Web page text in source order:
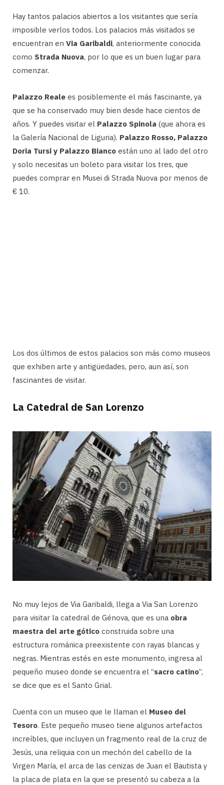
Hay tantos palacios abiertos a los visitantes que sería
imposible verlos todos. Los palacios más visitados se
encuentran en Via Garibaldi, anteriormente conocida
como Strada Nuova, por lo que es un buen lugar para
comenzar.
Palazzo Reale es posiblemente el más fascinante, ya
que se ha conservado muy bien desde hace cientos de
años. Y puedes visitar el Palazzo Spinola (que ahora es
la Galería Nacional de Liguria). Palazzo Rosso, Palazzo
Doria Tursi y Palazzo Bianco están uno al lado del otro
y solo necesitas un boleto para visitar los tres, que
puedes comprar en Musei di Strada Nuova por menos de
€ 10.
Los dos últimos de estos palacios son más como museos
que exhiben arte y antigüedades, pero, aun así, son
fascinantes de visitar.
La Catedral de San Lorenzo
No muy lejos de Via Garibaldi, llega a Via San Lorenzo
para visitar la catedral de Génova, que es una obra
maestra del arte gótico construida sobre una
estructura románica preexistente con rayas blancas y
negras. Mientras estés en este monumento, ingresa al
pequeño museo donde se encuentra el “sacro catino”,
se dice que es el Santo Grial.
Cuenta con un museo que le llaman el Museo del
Tesoro. Este pequeño museo tiene algunos artefactos
increíbles, que incluyen un fragmento real de la cruz de
Jesús, una reliquia con un mechón del cabello de la
Virgen María, el arca de las cenizas de Juan el Bautista y
la placa de plata en la que se presentó su cabeza a la